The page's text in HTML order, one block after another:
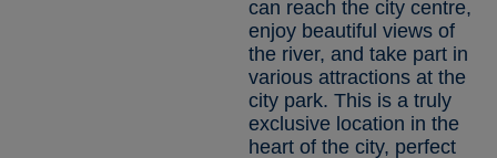
can reach the city centre,
enjoy beautiful views of
the river, and take part in
various attractions at the
city park. This is a truly
exclusive location in the
heart of the city, perfect